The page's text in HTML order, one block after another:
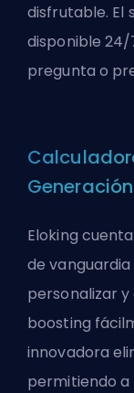
disfrutable. El
disponible
pregunta o
Generación
Eloking
de
personalizar
boosting
innovadora
permitiendo a